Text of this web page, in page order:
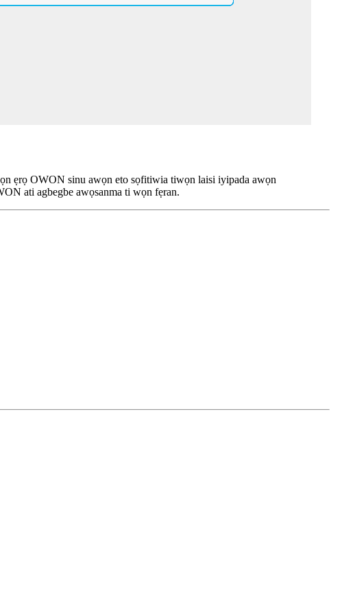
ẹrọ OWON sinu awọn eto sọfitiwia tiwọn laisi iyipada awọn
ati agbegbe awọsanma ti wọn fẹran.